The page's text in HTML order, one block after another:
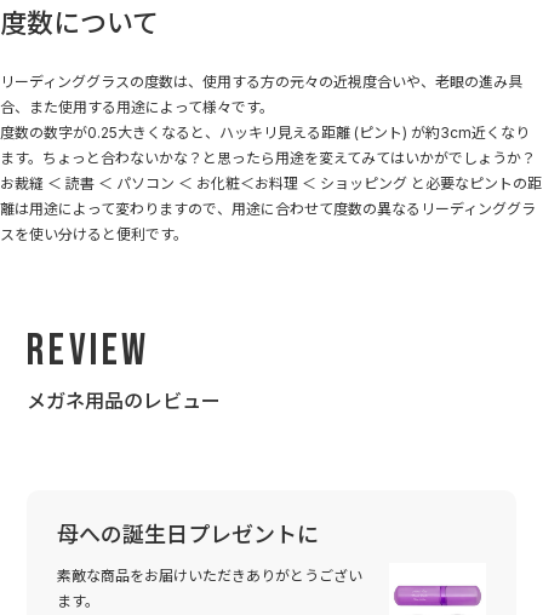
度数について
リーディンググラスの度数は、使用する方の元々の近視度合いや、老眼の進み具
合、また使用する用途によって様々です。
度数の数字が0.25大きくなると、ハッキリ見える距離 (ピント) が約3cm近くなり
ます。ちょっと合わないかな？と思ったら用途を変えてみてはいかがでしょうか？
お裁縫 ＜ 読書 ＜ パソコン ＜ お化粧＜お料理 ＜ ショッピング と必要なピントの距
離は用途によって変わりますので、用途に合わせて度数の異なるリーディンググラ
スを使い分けると便利です。
Review
メガネ用品のレビュー
母への誕生日プレゼントに
素敵な商品をお届けいただきありがとうござい
ます。